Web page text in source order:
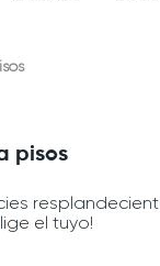
pisos
el tuyo!
.
ocean blue